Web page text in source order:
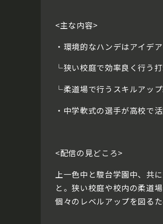
<主な内容>
・環境的なハンデはアイデ
└狭い校庭で効率良く行う
└柔道場で行うスキルアッ
・中学軟式の選手が高校で
<配信の見どころ>
上一色中と駿台学園中、共
と。狭い校庭や校内の柔道
個々のレベルアップを図る